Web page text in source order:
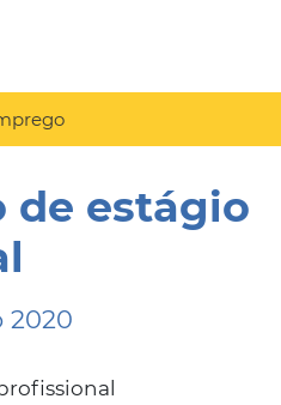
de estágio
2020